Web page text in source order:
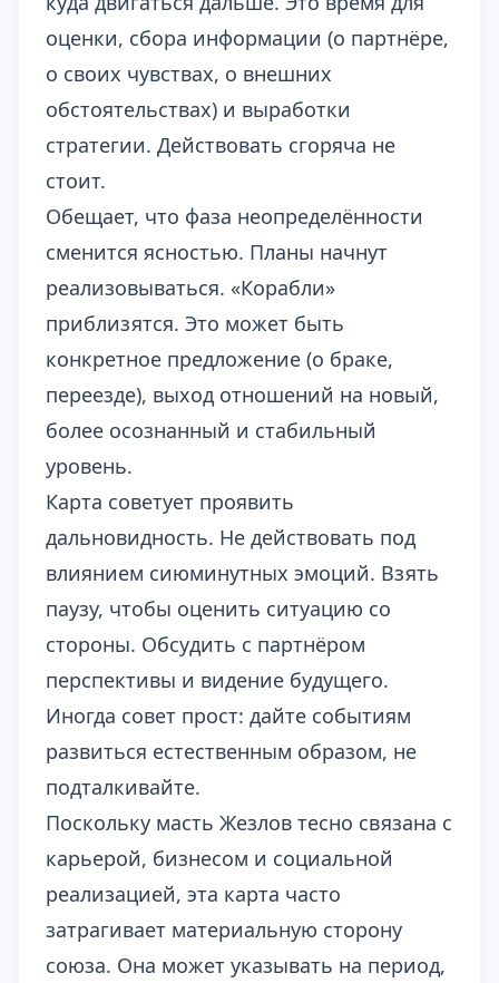
оценки, сбора информации (о партнёре,
о своих чувствах, о внешних
обстоятельствах) и выработки
стратегии. Действовать сгоряча не
стоит.
Обещает, что фаза неопределённости
сменится ясностью. Планы начнут
реализовываться. «Корабли»
приблизятся. Это может быть
конкретное предложение (о браке,
переезде), выход отношений на новый,
более осознанный и стабильный
уровень.
Карта советует проявить
дальновидность. Не действовать под
влиянием сиюминутных эмоций. Взять
паузу, чтобы оценить ситуацию со
стороны. Обсудить с партнёром
перспективы и видение будущего.
Иногда совет прост: дайте событиям
развиться естественным образом, не
подталкивайте.
Поскольку масть Жезлов тесно связана с
карьерой, бизнесом и социальной
реализацией, эта карта часто
затрагивает материальную сторону
союза. Она может указывать на период,